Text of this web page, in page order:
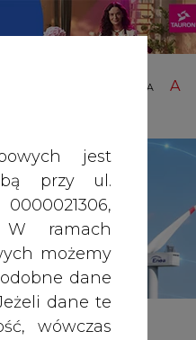
A A
jest
przy ul.
W ramach
możemy
dane
dane te
wówczas